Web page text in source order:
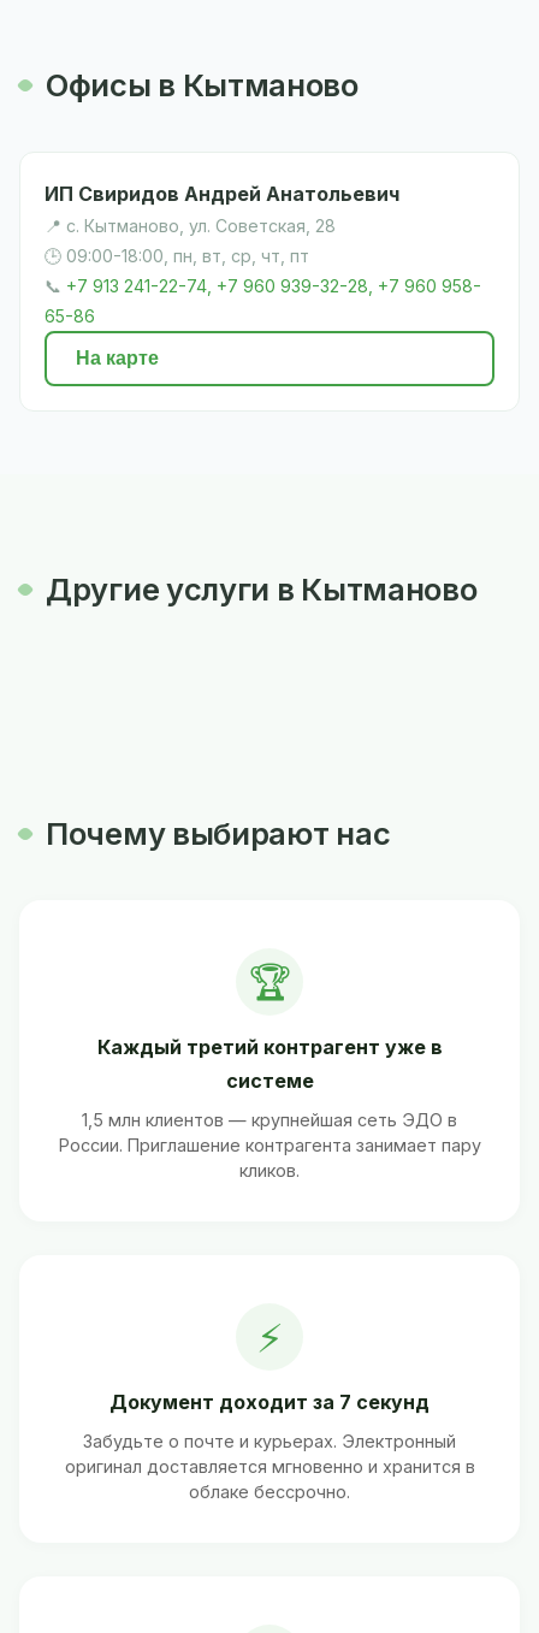
Офисы в Кытманово
ИП Свиридов Андрей Анатольевич
📍 с. Кытманово, ул. Советская, 28
🕒 09:00-18:00, пн, вт, ср, чт, пт
📞 +7 913 241-22-74, +7 960 939-32-28, +7 960 958-
65-86
На карте
Другие услуги в Кытманово
Почему выбирают нас
🏆
Каждый третий контрагент уже в
системе
1,5 млн клиентов — крупнейшая сеть ЭДО в
России. Приглашение контрагента занимает пару
кликов.
⚡
Документ доходит за 7 секунд
Забудьте о почте и курьерах. Электронный
оригинал доставляется мгновенно и хранится в
облаке бессрочно.